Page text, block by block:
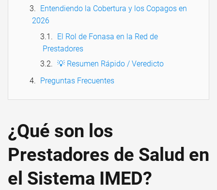
Entendiendo la Cobertura y los Copagos en
2026
El Rol de Fonasa en la Red de
Prestadores
💡 Resumen Rápido / Veredicto
Preguntas Frecuentes
¿Qué son los
Prestadores de Salud en
el Sistema IMED?